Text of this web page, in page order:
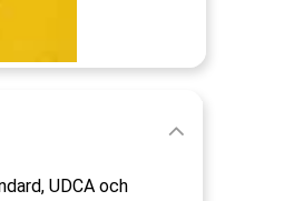
UDCA och